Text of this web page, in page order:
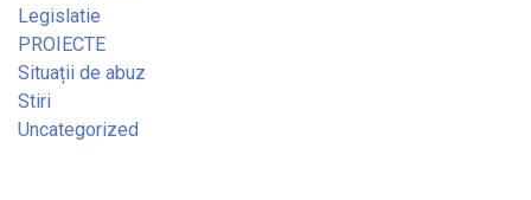
Legislatie
PROIECTE
Situații de abuz
Stiri
Uncategorized